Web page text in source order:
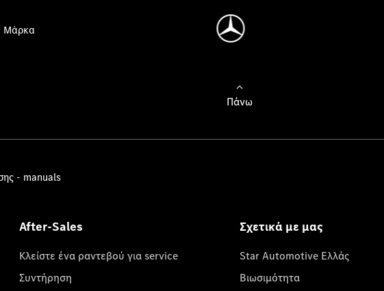
Μάρκα
Πάνω
- manuals
After-Sales
Κλείστε ένα ραντεβού για service
Συντήρηση
Σχετικά με μας
Star Automotive Ελλάς
Βιωσιμότητα